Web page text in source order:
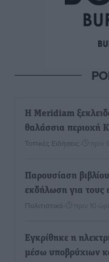
Η Meridiam
θαλάσσια περιοχή
Τοπικές Ειδήσεις πριν
Παρουσίαση
εκδήλωση για τους
Πολιτιστικά πριν 10
Εγκρίθηκε η
μέσω υποβρύχιων